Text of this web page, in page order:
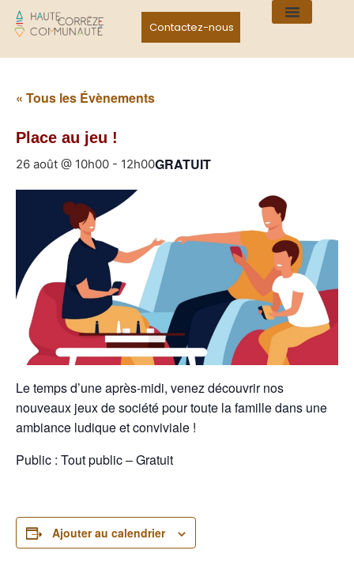
Contactez-nous
« Tous les Évènements
Place au jeu !
26 août @ 10h00 - 12h00GRATUIT
Le temps d’une après-midi, venez découvrir nos
nouveaux jeux de société pour toute la famille dans une
ambiance ludique et conviviale !
Public : Tout public – Gratuit
Ajouter au calendrier